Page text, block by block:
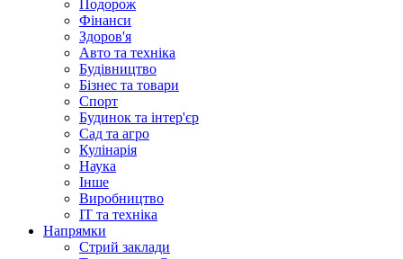
Подорож
Фінанси
Здоров'я
Авто та техніка
Будівництво
Бізнес та товари
Спорт
Будинок та інтер'єр
Сад та агро
Кулінарія
Наука
Інше
Виробництво
IT та техніка
Напрямки
Стрий заклади